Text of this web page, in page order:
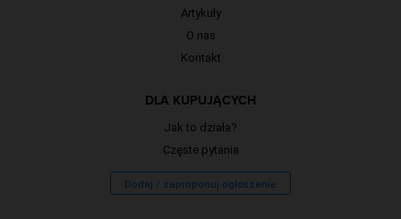
Artykuły
O nas
Kontakt
DLA KUPUJĄCYCH
Jak to działa?
Częste pytania
Dodaj / zaproponuj ogłoszenie